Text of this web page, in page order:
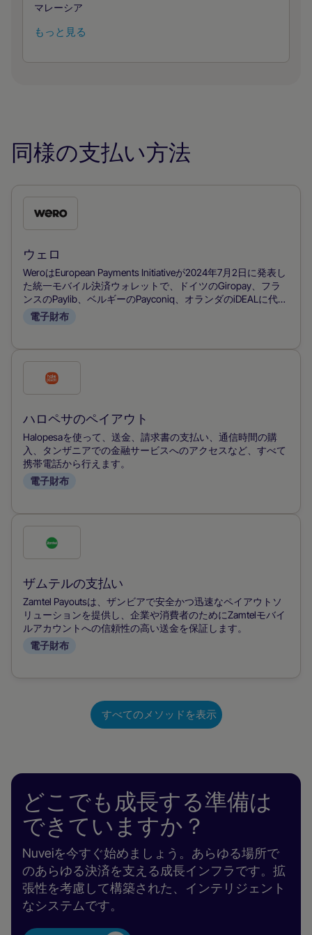
マレーシア
もっと見る
同様の支払い方法
こ
の
支
払
い
方
法
を
チ
ク
す
る
ウェロ
WeroはEuropean Payments Initiativeが2024年7月2日に発表し
た統一モバイル決済ウォレットで、ドイツのGiropay、フラ
ンスのPaylib、ベルギーのPayconiq、オランダのiDEALに代わ
り、汎欧州決済ソリューションを提供する。SEPAレールを利
用したリアルタイムの口座間送金を、IBAN不要の電話番号だ
ス、POS決済をサポートする。その直感的なアプリと欧州の
主要銀行からの支援により、Weroは西ヨーロッパ全域でシー
ムレスな即時決済を実現する、カードネットワークやPayPal
に代わる主要な決済手段として急速に普及している。
電子財布
の
支
払
い
方
法
を
チ
ク
す
る
ハロペサのペイアウト
Halopesaを使って、送金、請求書の支払い、通信時間の購
入、タンザニアでの金融サービスへのアクセスなど、すべて
携帯電話から行えます。
電子財布
の
支
払
い
方
法
を
す
る
ザムテルの支払い
Zamtel Payoutsは、ザンビアで安全かつ迅速なペイアウトソ
リューションを提供し、企業や消費者のためにZamtelモバイ
ルアカウントへの信頼性の高い送金を保証します。
電子財布
すべてのメソッドを表示
どこでも成長する準備は
できていますか？
Nuveiを今すぐ始めましょう。あらゆる場所で
のあらゆる決済を支える成長インフラです。拡
張性を考慮して構築された、インテリジェント
なシステムです。